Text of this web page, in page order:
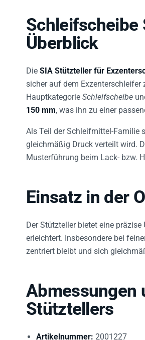
Schleifscheibe
Überblick
Die SIA Stützteller für
sicher auf dem
Hauptkategorie Schleifscheibe
150 mm , was ihn zu einer
Als Teil der Schleifmittel-Familie
gleichmäßig Druck verteilt wird.
Musterführung beim Lack- bzw.
Einsatz in der
Der Stützteller bietet eine
erleichtert. Insbesondere bei
zentriert bleibt und sich
Abmessungen
Stütztellers
Artikelnummer: 2001227